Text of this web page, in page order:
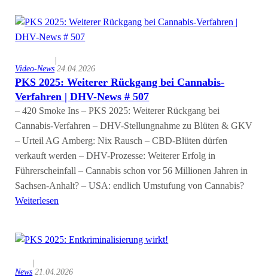
Video-News
|
24.04.2026
PKS 2025: Weiterer Rückgang bei Cannabis-
Verfahren | DHV-News # 507
– 420 Smoke Ins – PKS 2025: Weiterer Rückgang bei
Cannabis-Verfahren – DHV-Stellungnahme zu Blüten & GKV
– Urteil AG Amberg: Nix Rausch – CBD-Blüten dürfen
verkauft werden – DHV-Prozesse: Weiterer Erfolg in
Führerscheinfall – Cannabis schon vor 56 Millionen Jahren in
Sachsen-Anhalt? – USA: endlich Umstufung von Cannabis?
Weiterlesen
News
|
21.04.2026